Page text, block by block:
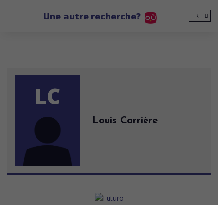
Une autre recherche? FR
LC
Louis Carrière